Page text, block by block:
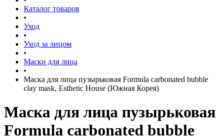
Каталог товаров
•
Уход
•
Уход за лицом
•
Маски для лица
•
Маска для лица пузырьковая Formula carbonated bubble
clay mask, Esthetic House (Южная Корея)
Маска для лица пузырьковая
Formula carbonated bubble